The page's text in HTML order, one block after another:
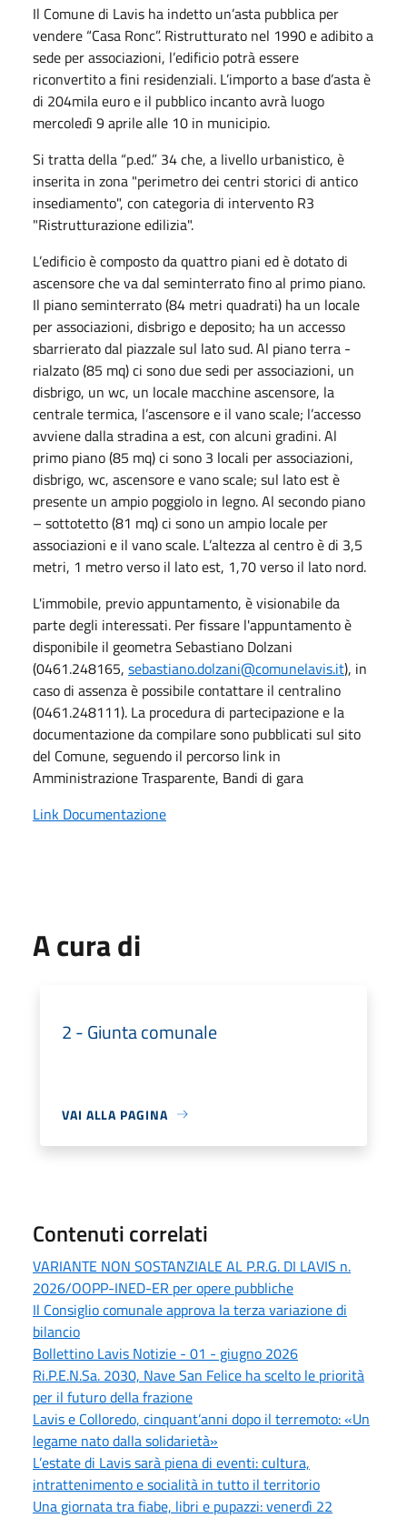
Il Comune di Lavis ha indetto un’asta pubblica per
vendere “Casa Ronc”. Ristrutturato nel 1990 e adibito a
sede per associazioni, l’edificio potrà essere
riconvertito a fini residenziali. L’importo a base d’asta è
di 204mila euro e il pubblico incanto avrà luogo
mercoledì 9 aprile alle 10 in municipio.
Si tratta della “p.ed.” 34 che, a livello urbanistico, è
inserita in zona "perimetro dei centri storici di antico
insediamento", con categoria di intervento R3
"Ristrutturazione edilizia".
L’edificio è composto da quattro piani ed è dotato di
ascensore che va dal seminterrato fino al primo piano.
Il piano seminterrato (84 metri quadrati) ha un locale
per associazioni, disbrigo e deposito; ha un accesso
sbarrierato dal piazzale sul lato sud. Al piano terra -
rialzato (85 mq) ci sono due sedi per associazioni, un
disbrigo, un wc, un locale macchine ascensore, la
centrale termica, l’ascensore e il vano scale; l’accesso
avviene dalla stradina a est, con alcuni gradini. Al
primo piano (85 mq) ci sono 3 locali per associazioni,
disbrigo, wc, ascensore e vano scale; sul lato est è
presente un ampio poggiolo in legno. Al secondo piano
– sottotetto (81 mq) ci sono un ampio locale per
associazioni e il vano scale. L’altezza al centro è di 3,5
metri, 1 metro verso il lato est, 1,70 verso il lato nord.
L'immobile, previo appuntamento, è visionabile da
parte degli interessati. Per fissare l'appuntamento è
disponibile il geometra Sebastiano Dolzani
(0461.248165, sebastiano.dolzani@comunelavis.it), in
caso di assenza è possibile contattare il centralino
(0461.248111). La procedura di partecipazione e la
documentazione da compilare sono pubblicati sul sito
del Comune, seguendo il percorso link in
Amministrazione Trasparente, Bandi di gara
Link Documentazione
A cura di
2 - Giunta comunale
VAI ALLA PAGINA
Contenuti correlati
VARIANTE NON SOSTANZIALE AL P.R.G. DI LAVIS n.
2026/OOPP-INED-ER per opere pubbliche
Il Consiglio comunale approva la terza variazione di
bilancio
Bollettino Lavis Notizie - 01 - giugno 2026
Ri.P.E.N.Sa. 2030, Nave San Felice ha scelto le priorità
per il futuro della frazione
Lavis e Colloredo, cinquant’anni dopo il terremoto: «Un
legame nato dalla solidarietà»
L’estate di Lavis sarà piena di eventi: cultura,
intrattenimento e socialità in tutto il territorio
Una giornata tra fiabe, libri e pupazzi: venerdì 22